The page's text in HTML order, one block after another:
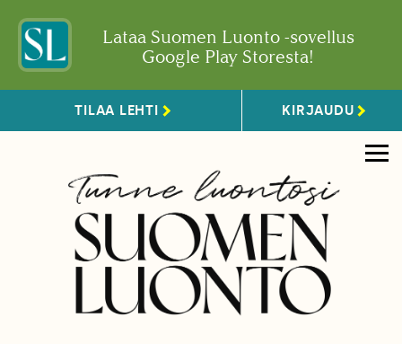
Lataa Suomen Luonto -sovellus
Google Play Storesta!
TILAA LEHTI KIRJAUDU